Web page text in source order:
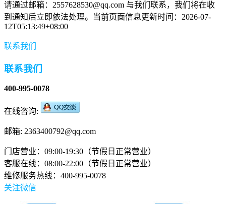
请通过邮箱：2557628530@qq.com 与我们联系，我们将在收
到通知后立即依法处理。当前页面信息更新时间：2026-07-
12T05:13:49+08:00
联系我们
联系我们
400-995-0078
在线咨询:
邮箱: 2363400792@qq.com
门店营业：09:00-19:30（节假日正常营业）
客服在线：08:00-22:00（节假日正常营业）
维修服务热线：400-995-0078
关注微信